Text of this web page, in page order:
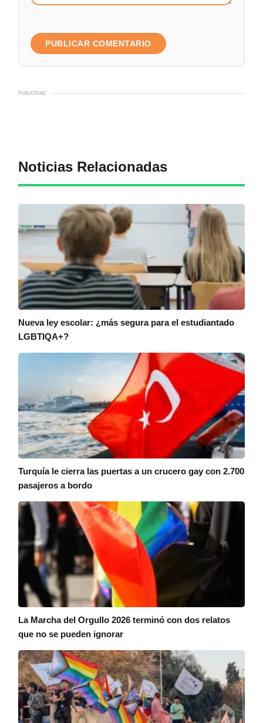
PUBLICIDAD
Noticias Relacionadas
Nueva ley escolar: ¿más segura para el estudiantado
LGBTIQA+?
Turquía le cierra las puertas a un crucero gay con 2.700
pasajeros a bordo
La Marcha del Orgullo 2026 terminó con dos relatos
que no se pueden ignorar